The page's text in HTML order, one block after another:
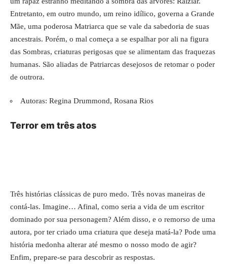
Entretanto, em outro mundo, um reino idílico, governa a Grande
Mãe, uma poderosa Matriarca que se vale da sabedoria de suas
ancestrais. Porém, o mal começa a se espalhar por ali na figura
das Sombras, criaturas perigosas que se alimentam das fraquezas
humanas. São aliadas de Patriarcas desejosos de retomar o poder
de outrora.
Autoras: Regina Drummond, Rosana Rios
Terror em três atos
Três histórias clássicas de puro medo. Três novas maneiras de
contá-las. Imagine… Afinal, como seria a vida de um escritor
dominado por sua personagem? Além disso, e o remorso de uma
autora, por ter criado uma criatura que deseja matá-la? Pode uma
história medonha alterar até mesmo o nosso modo de agir?
Enfim, prepare-se para descobrir as respostas.